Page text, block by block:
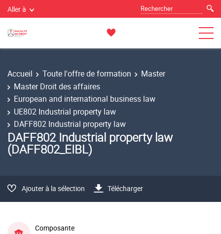
Aller à
Accueil Toute l'offre de formation
Master
Master Droit des affaires
European and international business law
UE802 Industrial property law
DAFF802 Industrial property law
DAFF802 Industrial property law
(DAFF802_EIBL)
Ajouter à la sélection Télécharger
Composante